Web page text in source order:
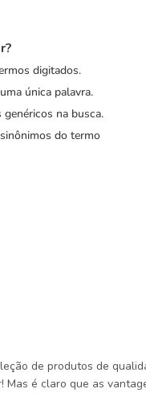
digitados.
única palavra.
na busca.
do termo
de produtos de
Mas é claro que as